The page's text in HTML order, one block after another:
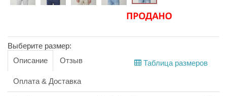
Выберите размер:
Таблица размеров
Описание Отзыв
Оплата & Доставка